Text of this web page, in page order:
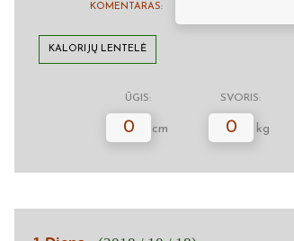
KOMENTARAS:
KALORIJŲ LENTELĖ
ŪGIS: SVORIS:
0 cm 0 kg